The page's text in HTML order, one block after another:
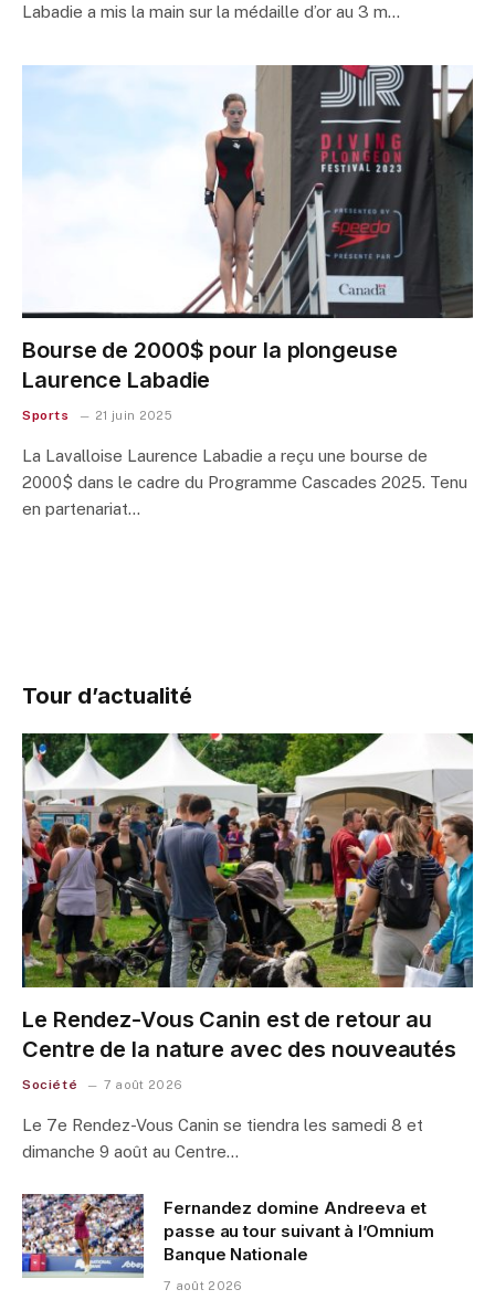
Labadie a mis la main sur la médaille d’or au 3 m…
Bourse de 2000$ pour la plongeuse
Laurence Labadie
Sports 21 juin 2025
La Lavalloise Laurence Labadie a reçu une bourse de
2000$ dans le cadre du Programme Cascades 2025. Tenu
en partenariat…
Tour d’actualité
Le Rendez-Vous Canin est de retour au
Centre de la nature avec des nouveautés
Société 7 août 2026
Le 7e Rendez-Vous Canin se tiendra les samedi 8 et
dimanche 9 août au Centre…
Fernandez domine Andreeva et
passe au tour suivant à l’Omnium
Banque Nationale
7 août 2026